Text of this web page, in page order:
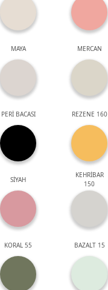
MAYA MERCAN
PERİ BACASI REZENE 160
SİYAH
KEHRİBAR
150
KORAL 55 BAZALT 15